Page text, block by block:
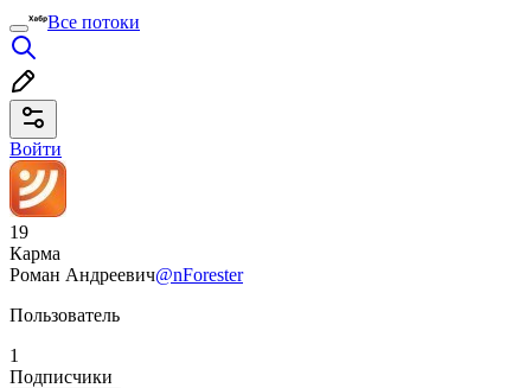
Все потоки
Войти
19
Карма
Роман Андреевич@nForester
Пользователь
1
Подписчики